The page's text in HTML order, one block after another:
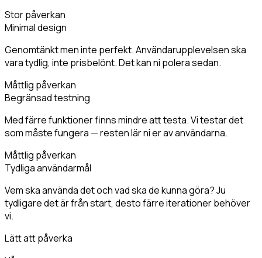
Stor påverkan
Minimal design
Genomtänkt men inte perfekt. Användarupplevelsen ska
vara tydlig, inte prisbelönt. Det kan ni polera sedan.
Måttlig påverkan
Begränsad testning
Med färre funktioner finns mindre att testa. Vi testar det
som måste fungera — resten lär ni er av användarna.
Måttlig påverkan
Tydliga användarmål
Vem ska använda det och vad ska de kunna göra? Ju
tydligare det är från start, desto färre iterationer behöver
vi.
Lätt att påverka